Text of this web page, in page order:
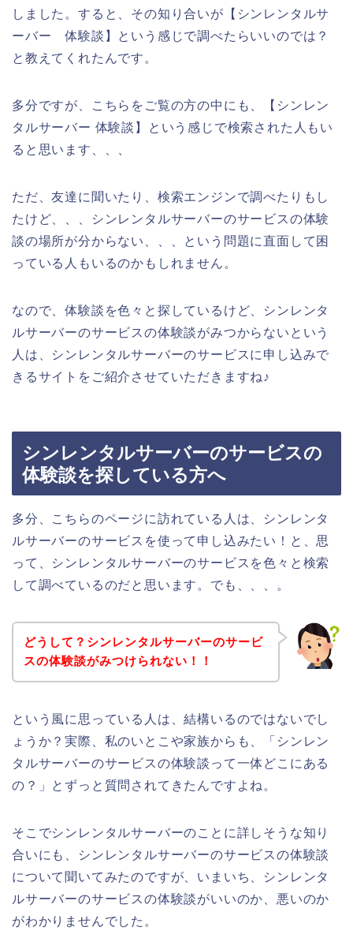
しました。すると、その知り合いが【シンレンタルサ
ーバー 体験談】という感じで調べたらいいのでは？
と教えてくれたんです。
多分ですが、こちらをご覧の方の中にも、【シンレン
タルサーバー 体験談】という感じで検索された人もい
ると思います、、、
ただ、友達に聞いたり、検索エンジンで調べたりもし
たけど、、、シンレンタルサーバーのサービスの体験
談の場所が分からない、、、という問題に直面して困
っている人もいるのかもしれません。
なので、体験談を色々と探しているけど、シンレンタ
ルサーバーのサービスの体験談がみつからないという
人は、シンレンタルサーバーのサービスに申し込みで
きるサイトをご紹介させていただきますね♪
シンレンタルサーバーのサービスの
体験談を探している方へ
多分、こちらのページに訪れている人は、シンレンタ
ルサーバーのサービスを使って申し込みたい！と、思
って、シンレンタルサーバーのサービスを色々と検索
して調べているのだと思います。でも、、、。
どうして？シンレンタルサーバーのサービ
スの体験談がみつけられない！！
という風に思っている人は、結構いるのではないでし
ょうか？実際、私のいとこや家族からも、「シンレン
タルサーバーのサービスの体験談って一体どこにある
の？」とずっと質問されてきたんですよね。
そこでシンレンタルサーバーのことに詳しそうな知り
合いにも、シンレンタルサーバーのサービスの体験談
について聞いてみたのですが、いまいち、シンレンタ
ルサーバーのサービスの体験談がいいのか、悪いのか
がわかりませんでした。